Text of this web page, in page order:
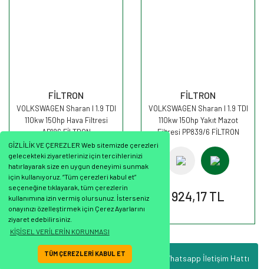
GİZLİLİK VE ÇEREZLER Web sitemizde çerezleri
gelecekteki ziyaretleriniz için tercihlerinizi
hatırlayarak size en uygun deneyimi sunmak
için kullanıyoruz. “Tüm çerezleri kabul et”
seçeneğine tıklayarak, tüm çerezlerin
kullanımına izin vermiş olursunuz. İsterseniz
onayınızı özelleştirmek için Çerez Ayarlarını
ziyaret edebilirsiniz.
KİŞİSEL VERİLERİN KORUNMASI
TÜM ÇEREZLERİ KABUL ET Whatsapp İletişim Hattı
FİLTRON
VOLKSWAGEN Sharan I 1.9 TDI
110kw 150hp Hava Filtresi
AP186 FİLTRON
594,42 TL
FİLTRON
VOLKSWAGEN Sharan I 1.9 TDI
110kw 150hp Yakıt Mazot
Filtresi PP839/6 FİLTRON
924,17 TL